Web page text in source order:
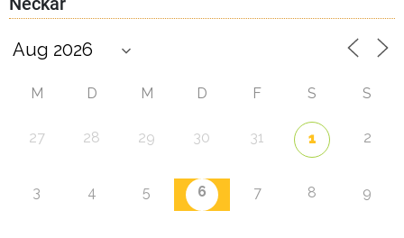
M D M D F S S
27 28 29 30 31 1 2
3 4 5 6 7 8 9